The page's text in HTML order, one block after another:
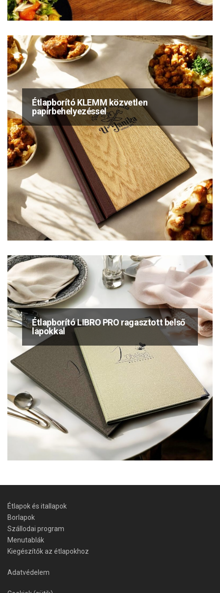
Étlapborító KLEMM közvetlen
papírbehelyezéssel
Étlapborító LIBRO PRO ragasztott belső
lapokkal
Étlapok és itallapok
Borlapok
Szállodai program
Menutablák
Kiegészítők az étlapokhoz
Adatvédelem